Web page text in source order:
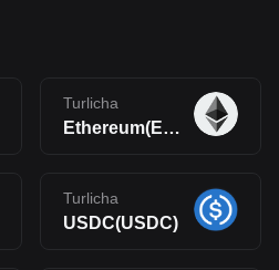
Turlicha
Ethereum(ETH)
Turlicha
USDC(USDC)